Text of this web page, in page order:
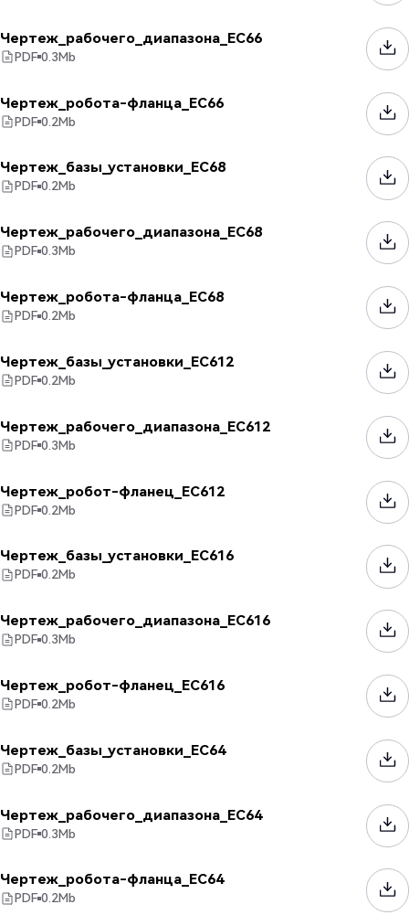
Чертеж_рабочего_диапазона_EC66
PDF 0.3Mb
Чертеж_робота-фланца_EC66
PDF 0.2Mb
Чертеж_базы_установки_EC68
PDF 0.2Mb
Чертеж_рабочего_диапазона_EC68
PDF 0.3Mb
Чертеж_робота-фланца_EC68
PDF 0.2Mb
Чертеж_базы_установки_EC612
PDF 0.2Mb
Чертеж_рабочего_диапазона_EC612
PDF 0.3Mb
Чертеж_робот-фланец_EC612
PDF 0.2Mb
Чертеж_базы_установки_EC616
PDF 0.2Mb
Чертеж_рабочего_диапазона_EC616
PDF 0.3Mb
Чертеж_робот-фланец_EC616
PDF 0.2Mb
Чертеж_базы_установки_EC64
PDF 0.2Mb
Чертеж_рабочего_диапазона_EC64
PDF 0.3Mb
Чертеж_робота-фланца_EC64
PDF 0.2Mb